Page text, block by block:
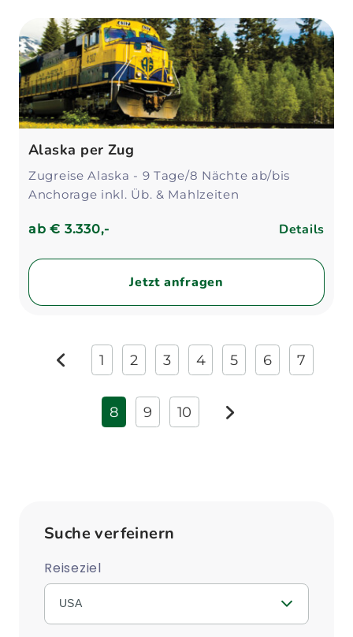
Alaska per Zug
Zugreise Alaska - 9 Tage/8 Nächte ab/bis
Anchorage inkl. Üb. & Mahlzeiten
ab€ 3.330,- Details
Jetzt anfragen
zurück
1 2 3 4 5 6 7
8 9 10 weiter
Suche verfeinern
Reiseziel
USA